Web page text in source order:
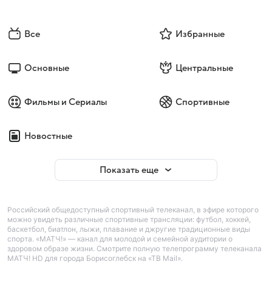
Все Избранные
Основные Центральные
Фильмы и Сериалы Спортивные
Новостные
Показать еще
Российский общедоступный спортивный телеканал, в эфире которого
можно увидеть различные спортивные трансляции: футбол, хоккей,
баскетбол, биатлон, лыжи, плавание и джругие традиционные виды
спорта. «МАТЧ!» — канал для молодой и семейной аудитории о
здоровом образе жизни. Смотрите полную телепрограмму телеканала
МАТЧ! HD для города Борисоглебск на «ТВ Mail».